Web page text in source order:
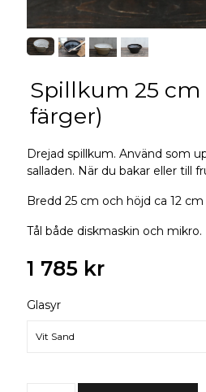
Spillkum 25 cm
färger)
Drejad spillkum. Använd som
salladen. När du bakar eller till
Bredd 25 cm och höjd ca 12 cm
Tål både diskmaskin och mikro.
1 785 kr
Glasyr
Vit Sand